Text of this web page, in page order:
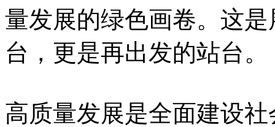
量发展的绿色画卷。这是
台，更是再出发的站台。
高质量发展是全面建设